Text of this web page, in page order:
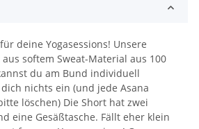
deine Yogasessions! Unsere
aus softem Sweat-Material aus 100
du am Bund individuell
nichts ein (und jede Asana
löschen) Die Short hat zwei
eine Gesäßtasche. Fällt eher klein